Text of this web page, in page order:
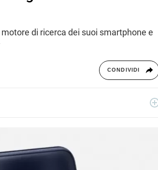
di ricerca dei suoi smartphone e
CONDIVIDI